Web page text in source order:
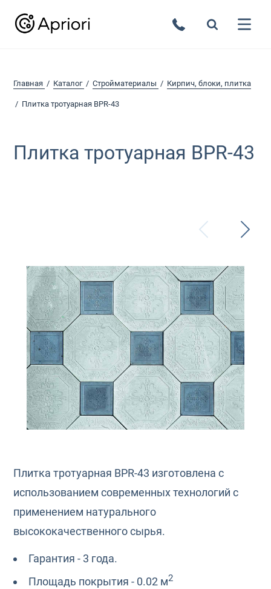
Главная Каталог Стройматериалы Кирпич, блоки, плитка
Плитка тротуарная BPR-43
Плитка тротуарная BPR-43
Плитка тротуарная BPR-43 изготовлена с
использованием современных технологий с
применением натурального
высококачественного сырья.
Гарантия - 3 года.
Площадь покрытия - 0.02 м2